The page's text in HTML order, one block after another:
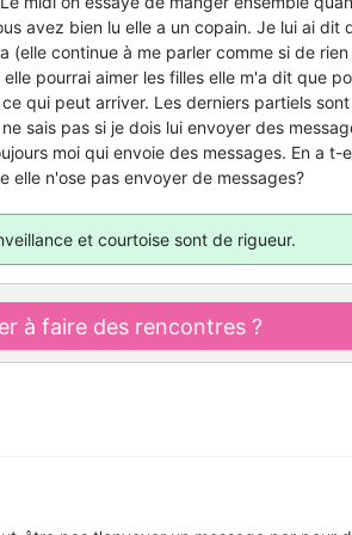
avez bien lu elle a un copain. Je lui ai dit
(elle continue à me parler comme si de
pourrai aimer les filles elle m'a dit que
qui peut arriver. Les derniers partiels
sais pas si je dois lui envoyer des
moi qui envoie des messages. En a t-
elle n'ose pas envoyer de messages?
et courtoise sont de rigueur.
à faire des rencontres ?